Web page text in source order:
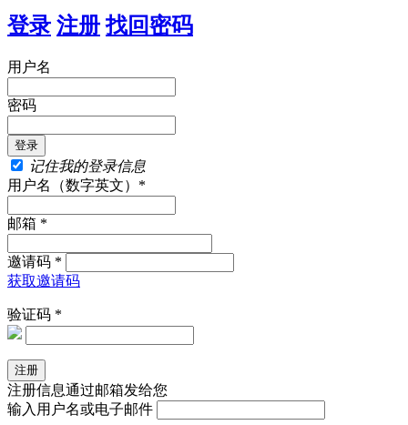
登录 注册 找回密码
用户名
密码
记住我的登录信息
用户名（数字英文）*
邮箱 *
邀请码 *
获取邀请码
验证码 *
注册信息通过邮箱发给您
输入用户名或电子邮件